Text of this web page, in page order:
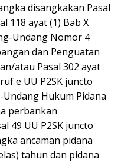
disangkakan Pasal
118 ayat (1) Bab X
Undang Nomor 4
dan Penguatan
atau Pasal 302 ayat
e UU P2SK juncto
Undang Hukum Pidana
perbankan
49 UU P2SK juncto
ancaman pidana
tahun dan pidana